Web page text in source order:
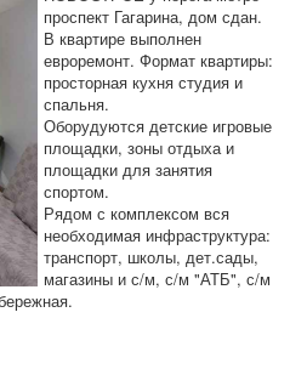
проспект Гагарина, дом сдан.
В квартире выполнен
евроремонт. Формат квартиры:
просторная кухня студия и
спальня.
Оборудуются детские игровые
площадки, зоны отдыха и
площадки для занятия
спортом.
Рядом с комплексом вся
необходимая инфраструктура:
транспорт, школы, дет.сады,
магазины и с/м, с/м "АТБ", с/м